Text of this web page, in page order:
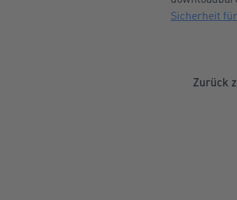
Sicherheit
Zurück